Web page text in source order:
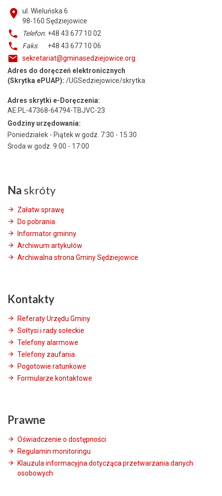
ul. Wieluńska 6
98-160 Sędziejowice
Telefon: +48 43 677 10 02
Faks: +48 43 677 10 06
sekretariat@gminasedziejowice.org
Adres do doręczeń elektronicznych
(Skrytka ePUAP): /UGSedziejowice/skrytka
Adres skrytki e-Doręczenia:
AE:PL-47368-64794-TBJVC-23
Godziny urzędowania:
Poniedziałek - Piątek w godz. 7:30 - 15:30
Środa w godz. 9:00 - 17:00
Na skróty
Załatw sprawę
Do pobrania
Informator gminny
Archiwum artykułów
Archiwalna strona Gminy Sędziejowice
Kontakty
Referaty Urzędu Gminy
Sołtysi i rady sołeckie
Telefony alarmowe
Telefony zaufania
Pogotowie ratunkowe
Formularze kontaktowe
Prawne
Oświadczenie o dostępności
Regulamin monitoringu
Klauzula informacyjna dotycząca przetwarzania danych
osobowych